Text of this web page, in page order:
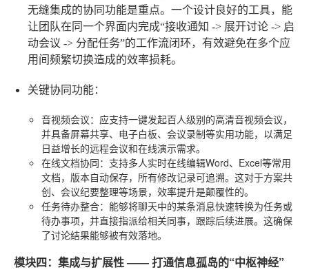
无缝集成的协同功能是重点。一个设计良好的工具，能
让团队在同一个界面内完成“接收通知 -> 展开讨论 -> 启
动会议 -> 分配任务”的工作流闭环，有效避免在多个应
用间频繁切换造成的效率损耗。
关键协同功能：
音视频会议：应支持一键发起百人级别的高清音视频会议，
并具备屏幕共享、电子白板、会议录制等实用功能，以满足
日益增长的远程会议和在线演示需求。
在线文档协同：支持多人实时在线编辑Word、Excel等常用
文档，版本自动保存，所有修改记录可追溯。这对于方案共
创、会议纪要整理等场景，效率提升是颠覆性的。
任务待办整合：能够将聊天中的某条消息快速转换为任务或
待办事项，并直接指派给相关同事，跟踪后续进展。这确保
了讨论结果能够被有效落地。
模块四：集成与扩展性 —— 打通信息孤岛的“中枢神经”